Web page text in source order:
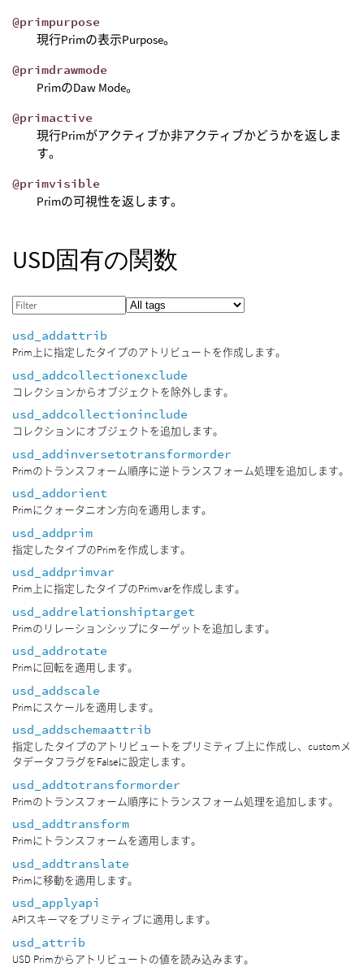
@primpurpose
現行Primの表示Purpose。
@primdrawmode
PrimのDaw Mode。
@primactive
現行Primがアクティブか非アクティブかどうかを返しま
す。
@primvisible
Primの可視性を返します。
USD固有の関数
usd_addattrib
Prim上に指定したタイプのアトリビュートを作成します。
usd_addcollectionexclude
コレクションからオブジェクトを除外します。
usd_addcollectioninclude
コレクションにオブジェクトを追加します。
usd_addinversetotransformorder
Primのトランスフォーム順序に逆トランスフォーム処理を追加します。
usd_addorient
Primにクォータニオン方向を適用します。
usd_addprim
指定したタイプのPrimを作成します。
usd_addprimvar
Prim上に指定したタイプのPrimvarを作成します。
usd_addrelationshiptarget
Primのリレーションシップにターゲットを追加します。
usd_addrotate
Primに回転を適用します。
usd_addscale
Primにスケールを適用します。
usd_addschemaattrib
指定したタイプのアトリビュートをプリミティブ上に作成し、customメ
タデータフラグをFalseに設定します。
usd_addtotransformorder
Primのトランスフォーム順序にトランスフォーム処理を追加します。
usd_addtransform
Primにトランスフォームを適用します。
usd_addtranslate
Primに移動を適用します。
usd_applyapi
APIスキーマをプリミティブに適用します。
usd_attrib
USD Primからアトリビュートの値を読み込みます。